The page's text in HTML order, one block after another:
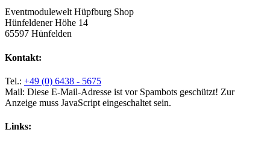
Eventmodulewelt Hüpfburg Shop
Hünfeldener Höhe 14
65597 Hünfelden
Kontakt:
Tel.: +49 (0) 6438 - 5675
Mail: Diese E-Mail-Adresse ist vor Spambots geschützt! Zur
Anzeige muss JavaScript eingeschaltet sein.
Links: